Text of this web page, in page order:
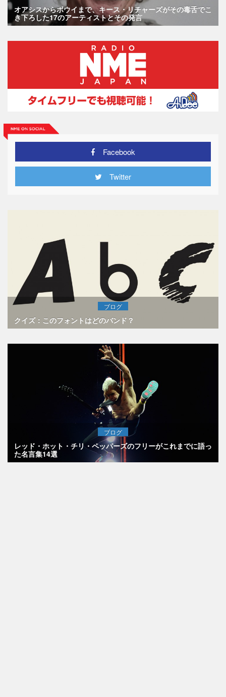
オアシスからボウイまで、キース・リチャーズがその毒舌でこ
き下ろした17のアーティストとその発言
Facebook
Twitter
ブログ
クイズ：このフォントはどのバンド？
ブログ
レッド・ホット・チリ・ペッパーズのフリーがこれまでに語っ
た名言集14選